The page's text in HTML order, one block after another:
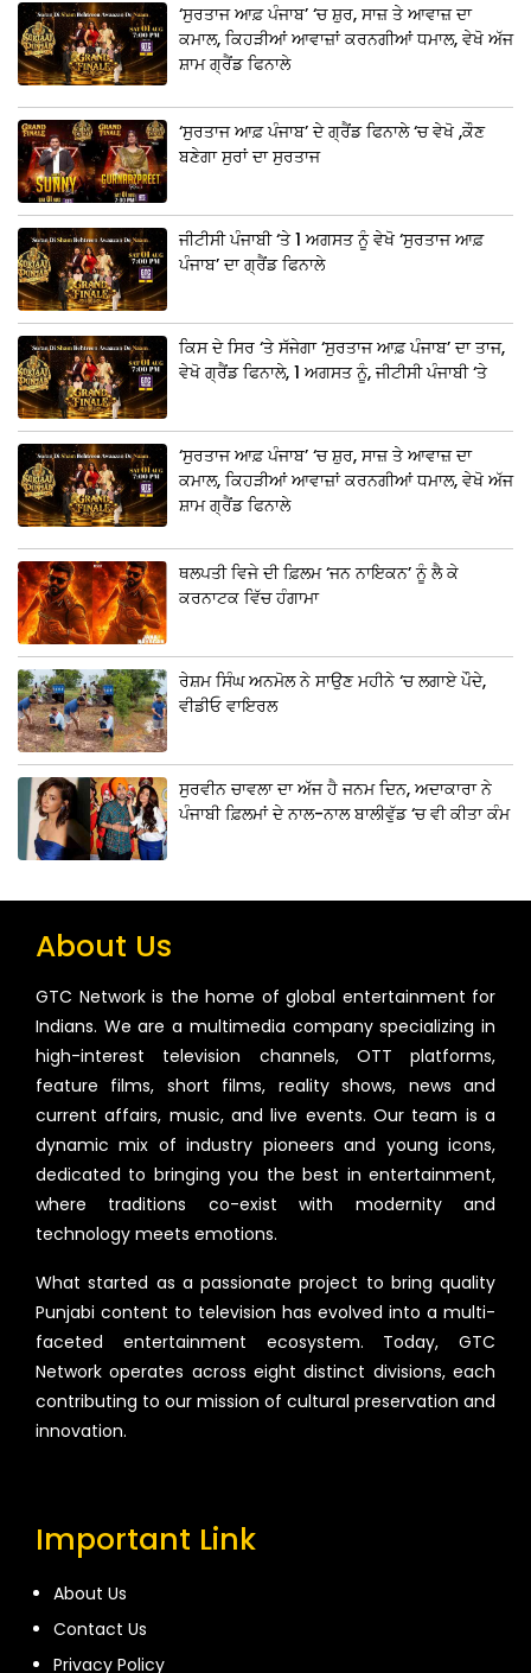
‘ਸੁਰਤਾਜ ਆਫ਼ ਪੰਜਾਬ’ ‘ਚ ਸ਼ੁਰ, ਸਾਜ਼ ਤੇ ਆਵਾਜ਼ ਦਾ
ਕਮਾਲ, ਕਿਹੜੀਆਂ ਆਵਾਜ਼ਾਂ ਕਰਨਗੀਆਂ ਧਮਾਲ, ਵੇਖੋ ਅੱਜ
ਸ਼ਾਮ ਗ੍ਰੈਂਡ ਫਿਨਾਲੇ
‘ਸੁਰਤਾਜ ਆਫ਼ ਪੰਜਾਬ’ ਦੇ ਗ੍ਰੈਂਡ ਫਿਨਾਲੇ ‘ਚ ਵੇਖੋ ,ਕੌਣ
ਬਣੇਗਾ ਸੁਰਾਂ ਦਾ ਸੁਰਤਾਜ
ਜੀਟੀਸੀ ਪੰਜਾਬੀ ‘ਤੇ 1 ਅਗਸਤ ਨੂੰ ਵੇਖੋ ‘ਸੁਰਤਾਜ ਆਫ਼
ਪੰਜਾਬ’ ਦਾ ਗ੍ਰੈਂਡ ਫਿਨਾਲੇ
ਕਿਸ ਦੇ ਸਿਰ ‘ਤੇ ਸੱਜੇਗਾ ‘ਸੁਰਤਾਜ ਆਫ਼ ਪੰਜਾਬ’ ਦਾ ਤਾਜ,
ਵੇਖੋ ਗ੍ਰੈਂਡ ਫਿਨਾਲੇ, 1 ਅਗਸਤ ਨੂੰ, ਜੀਟੀਸੀ ਪੰਜਾਬੀ ‘ਤੇ
‘ਸੁਰਤਾਜ ਆਫ਼ ਪੰਜਾਬ’ ‘ਚ ਸ਼ੁਰ, ਸਾਜ਼ ਤੇ ਆਵਾਜ਼ ਦਾ
ਕਮਾਲ, ਕਿਹੜੀਆਂ ਆਵਾਜ਼ਾਂ ਕਰਨਗੀਆਂ ਧਮਾਲ, ਵੇਖੋ ਅੱਜ
ਸ਼ਾਮ ਗ੍ਰੈਂਡ ਫਿਨਾਲੇ
ਥਲਪਤੀ ਵਿਜੇ ਦੀ ਫ਼ਿਲਮ ‘ਜਨ ਨਾਇਕਨ’ ਨੂੰ ਲੈ ਕੇ
ਕਰਨਾਟਕ ਵਿੱਚ ਹੰਗਾਮਾ
ਰੇਸ਼ਮ ਸਿੰਘ ਅਨਮੋਲ ਨੇ ਸਾਉਣ ਮਹੀਨੇ ‘ਚ ਲਗਾਏ ਪੌਦੇ,
ਵੀਡੀਓ ਵਾਇਰਲ
ਸੁਰਵੀਨ ਚਾਵਲਾ ਦਾ ਅੱਜ ਹੈ ਜਨਮ ਦਿਨ, ਅਦਾਕਾਰਾ ਨੇ
ਪੰਜਾਬੀ ਫ਼ਿਲਮਾਂ ਦੇ ਨਾਲ-ਨਾਲ ਬਾਲੀਵੁੱਡ ‘ਚ ਵੀ ਕੀਤਾ ਕੰਮ
About Us
GTC Network is the home of global entertainment for
Indians. We are a multimedia company specializing in
high-interest television channels, OTT platforms,
feature films, short films, reality shows, news and
current affairs, music, and live events. Our team is a
dynamic mix of industry pioneers and young icons,
dedicated to bringing you the best in entertainment,
where traditions co-exist with modernity and
technology meets emotions.
What started as a passionate project to bring quality
Punjabi content to television has evolved into a multi-
faceted entertainment ecosystem. Today, GTC
Network operates across eight distinct divisions, each
contributing to our mission of cultural preservation and
innovation.
Important Link
About Us
Contact Us
Privacy Policy